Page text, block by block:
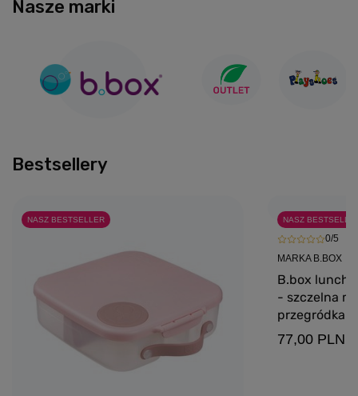
Nasze marki
Bestsellery
NASZ BESTSELLER NASZ
0/5
MARKA B.BOX
B.box
- szczelna
77,00 PLN